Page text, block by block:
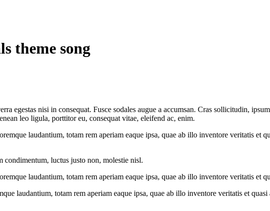
theme song
egestas nisi in consequat. Fusce sodales augue a accumsan. Cras sollicitudin,
leo ligula, porttitor eu, consequat vitae, eleifend ac, enim.
laudantium, totam rem aperiam eaque ipsa, quae ab illo inventore veritatis et
luctus justo non, molestie nisl.
laudantium, totam rem aperiam eaque ipsa, quae ab illo inventore veritatis et
laudantium, totam rem aperiam eaque ipsa, quae ab illo inventore veritatis et